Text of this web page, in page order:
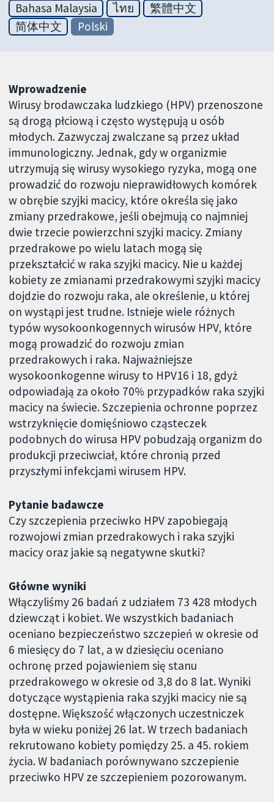
Bahasa Malaysia
ไทย
繁體中文
简体中文
Polski
Wprowadzenie
Wirusy brodawczaka ludzkiego (HPV) przenoszone
są drogą płciową i często występują u osób
młodych. Zazwyczaj zwalczane są przez układ
immunologiczny. Jednak, gdy w organizmie
utrzymują się wirusy wysokiego ryzyka, mogą one
prowadzić do rozwoju nieprawidłowych komórek
w obrębie szyjki macicy, które określa się jako
zmiany przedrakowe, jeśli obejmują co najmniej
dwie trzecie powierzchni szyjki macicy. Zmiany
przedrakowe po wielu latach mogą się
przekształcić w raka szyjki macicy. Nie u każdej
kobiety ze zmianami przedrakowymi szyjki macicy
dojdzie do rozwoju raka, ale określenie, u której
on wystąpi jest trudne. Istnieje wiele różnych
typów wysokoonkogennych wirusów HPV, które
mogą prowadzić do rozwoju zmian
przedrakowych i raka. Najważniejsze
wysokoonkogenne wirusy to HPV16 i 18, gdyż
odpowiadają za około 70% przypadków raka szyjki
macicy na świecie. Szczepienia ochronne poprzez
wstrzyknięcie domięśniowo cząsteczek
podobnych do wirusa HPV pobudzają organizm do
produkcji przeciwciał, które chronią przed
przyszłymi infekcjami wirusem HPV.
Pytanie badawcze
Czy szczepienia przeciwko HPV zapobiegają
rozwojowi zmian przedrakowych i raka szyjki
macicy oraz jakie są negatywne skutki?
Główne wyniki
Włączyliśmy 26 badań z udziałem 73 428 młodych
dziewcząt i kobiet. We wszystkich badaniach
oceniano bezpieczeństwo szczepień w okresie od
6 miesięcy do 7 lat, a w dziesięciu oceniano
ochronę przed pojawieniem się stanu
przedrakowego w okresie od 3,8 do 8 lat. Wyniki
dotyczące wystąpienia raka szyjki macicy nie są
dostępne. Większość włączonych uczestniczek
była w wieku poniżej 26 lat. W trzech badaniach
rekrutowano kobiety pomiędzy 25. a 45. rokiem
życia. W badaniach porównywano szczepienie
przeciwko HPV ze szczepieniem pozorowanym.